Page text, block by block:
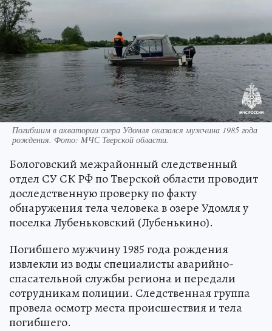
Погибшим в акватории озера Удомля оказался мужчина 1985 года
рождения. Фото: МЧС Тверской области.
Бологовский межрайонный следственный
отдел СУ СК РФ по Тверской области проводит
доследственную проверку по факту
обнаружения тела человека в озере Удомля у
поселка Лубеньковский (Лубенькино).
Погибшего мужчину 1985 года рождения
извлекли из воды специалисты аварийно-
спасательной службы региона и передали
сотрудникам полиции. Следственная группа
провела осмотр места происшествия и тела
погибшего.